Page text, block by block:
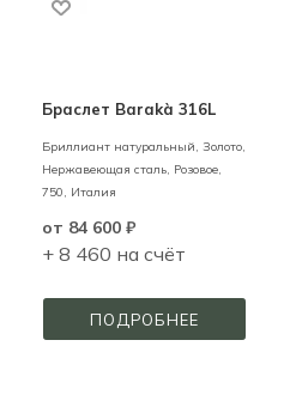
Браслет Barakà 316L
Бриллиант натуральный, Золото,
Нержавеющая сталь, Розовое,
750, Италия
от 84 600 ₽
+ 8 460 на счёт
ПОДРОБНЕЕ